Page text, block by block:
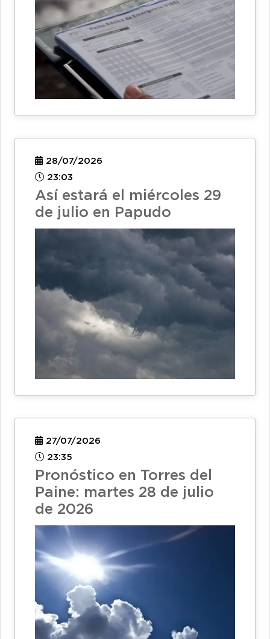
28/07/2026
23:03
Así estará el miércoles 29
de julio en Papudo
27/07/2026
23:35
Pronóstico en Torres del
Paine: martes 28 de julio
de 2026